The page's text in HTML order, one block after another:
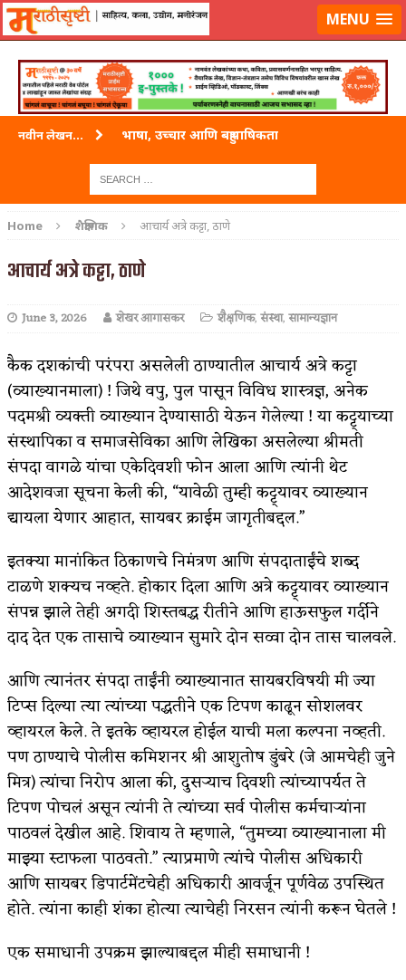
लॉग-इन करा|लेखक नोंदणी कराMENU
नवीन लेखन... भाषा, उच्चार आणि बहुभाषिकता
ताम्र – एक अफलातून धातू (COPPER)
अशी एक कविता लिहू इच्छिते
पाटलाची विहीर
शपथ
पुस्तके बदलायची आहेत तुम्हाला!
किती घोषणांचा पाऊस होता
कसं हुईन तं हू माय…
काळजाचे प्रेत
आदिवासींचा डॉक्टर, समाजसेवेचा ध्यास : डॉ. राहुल
जोशी
४ जुलै – इतिहासात घडलेल्या महत्त्वाच्या घटना
सुवर्ण – झळाळी
‘अर्थ’पूर्ण हास्य
अष्टपैलू : खंडू रांगणेकर
अपूर्ण कथा
बुडीच खटलं – संयुक्त कुटुंब का गरजेचं?
Home शैक्षणिक आचार्य अत्रे कट्टा, ठाणे
आचार्य अत्रे कट्टा, ठाणे
June 3, 2026 शेखर आगासकर शैक्षणिक,संस्था,सामान्यज्ञान
कैक दशकांची परंपरा असलेली ठाण्यातील आचार्य अत्रे कट्टा
(व्याख्यानमाला) ! जिथे वपु, पुल पासून विविध शास्त्रज्ञ, अनेक
पदमश्री व्यक्ती व्याख्यान देण्यासाठी येऊन गेलेल्या ! या कट्ट्याच्या
संस्थापिका व समाजसेविका आणि लेखिका असलेल्या श्रीमती
संपदा वागळे यांचा एकेदिवशी फोन आला आणि त्यांनी थेट
आदेशवजा सूचना केली की, “यावेळी तुम्ही कट्ट्यावर व्याख्यान
द्यायला येणार आहात, सायबर क्राईम जागृतीबद्दल.”
इतक्या मानांकित ठिकाणचे निमंत्रण आणि संपदाताईंचे शब्द
टाळणे शक्यच नव्हते. होकार दिला आणि अत्रे कट्ट्यावर व्याख्यान
संपन्न झाले तेही अगदी शिस्तबद्ध रीतीने आणि हाऊसफुल गर्दीने
दाद देत एक तासाचे व्याख्यान सुमारे दोन सव्वा दोन तास चालवले.
आणि त्यानंतर संपदा ताईंनी व्याख्यानात सायबरविषयी मी ज्या
टिप्स दिल्या त्या त्यांच्या पद्धतीने एक टिपण काढून सोशलवर
व्हायरल केले. ते इतके व्हायरल होईल याची मला कल्पना नव्हती.
पण ठाण्याचे पोलीस कमिशनर श्री आशुतोष डुंबरे (जे आमचेही जुने
मित्र) त्यांचा निरोप आला की, दुसऱ्याच दिवशी त्यांच्यापर्यत ते
टिपण पोचलं असून त्यांनी ते त्यांच्या सर्व पोलीस कर्मचाऱ्यांना
पाठवलं देखील आहे. शिवाय ते म्हणाले, “तुमच्या व्याख्यानाला मी
माझ्या स्टाफला पाठवतो.” त्याप्रमाणे त्यांचे पोलीस अधिकारी
आणि सायबर डिपार्टमेंटचेही अधिकारी आवर्जून पूर्णवेळ उपस्थित
होते. त्यांना काही शंका होत्या त्याचेही निरसन त्यांनी करून घेतले !
एक समाधानी उपक्रम झाल्याबद्दल मीही समाधानी !